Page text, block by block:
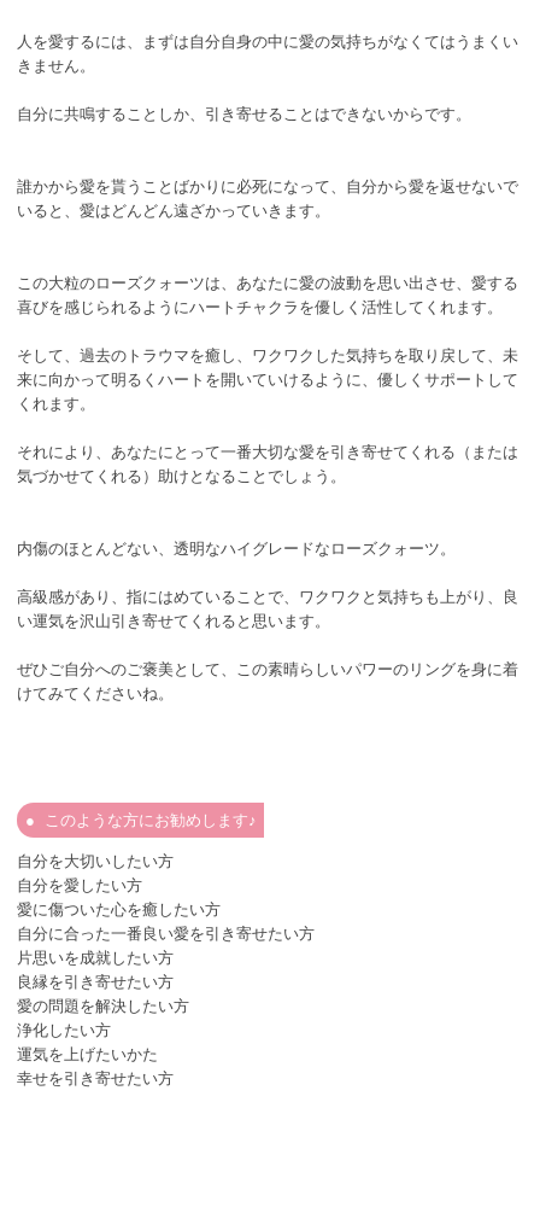
人を愛するには、まずは自分自身の中に愛の気持ちがなくてはうまくい
きません。
自分に共鳴することしか、引き寄せることはできないからです。
誰かから愛を貰うことばかりに必死になって、自分から愛を返せないで
いると、愛はどんどん遠ざかっていきます。
この大粒のローズクォーツは、あなたに愛の波動を思い出させ、愛する
喜びを感じられるようにハートチャクラを優しく活性してくれます。
そして、過去のトラウマを癒し、ワクワクした気持ちを取り戻して、未
来に向かって明るくハートを開いていけるように、優しくサポートして
くれます。
それにより、あなたにとって一番大切な愛を引き寄せてくれる（または
気づかせてくれる）助けとなることでしょう。
内傷のほとんどない、透明なハイグレードなローズクォーツ。
高級感があり、指にはめていることで、ワクワクと気持ちも上がり、良
い運気を沢山引き寄せてくれると思います。
ぜひご自分へのご褒美として、この素晴らしいパワーのリングを身に着
けてみてくださいね。
このような方にお勧めします♪
自分を大切いしたい方
自分を愛したい方
愛に傷ついた心を癒したい方
自分に合った一番良い愛を引き寄せたい方
片思いを成就したい方
良縁を引き寄せたい方
愛の問題を解決したい方
浄化したい方
運気を上げたいかた
幸せを引き寄せたい方